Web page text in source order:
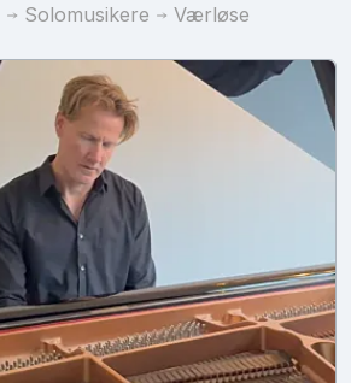
Solomusikere Værløse